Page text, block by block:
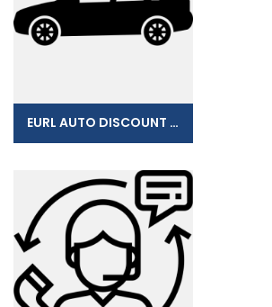
EURL AUTO DISCOUNT LOCATION